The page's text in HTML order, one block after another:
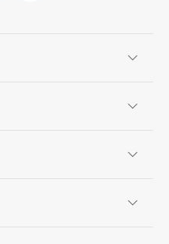
SiliconPRIME